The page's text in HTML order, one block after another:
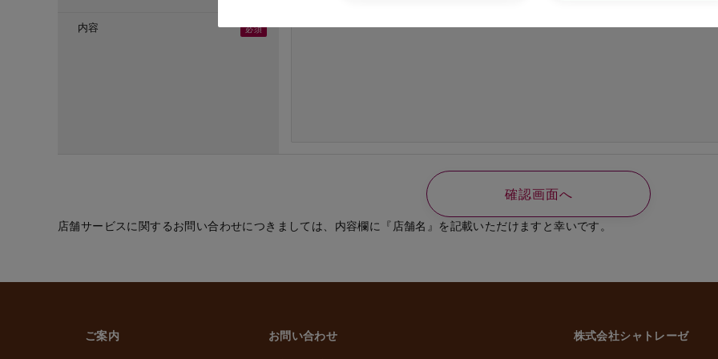
・(１)～(７)に記載した利用目的以外で個人情報を取得または利用する場合は、個別に利用目的を明示
3. 個人情報の第三者への委託・提供について
内容
店舗サービスに関するお問い合わせにつきましては、内容欄に『店舗名』を記載いただけますと幸いです。
ご案内 お問い合わせ 株式会社シャトレーゼ